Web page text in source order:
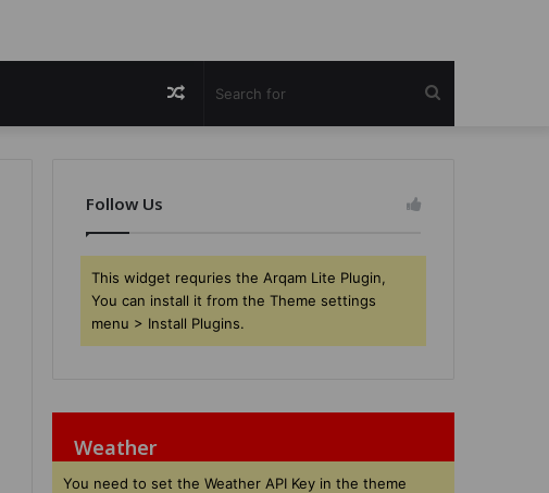
Random
Follow Us
This widget requries the Arqam Lite Plugin,
You can install it from the Theme settings
menu > Install Plugins.
Weather
You need to set the Weather API Key in the theme